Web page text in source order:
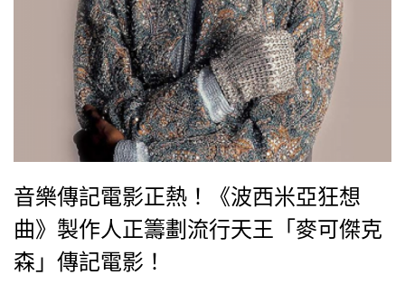
音樂傳記電影正熱！《波西米亞狂想
曲》製作人正籌劃流行天王「麥可傑克
森」傳記電影！